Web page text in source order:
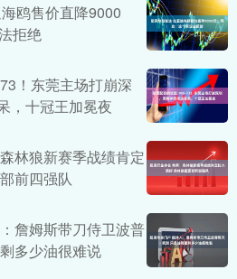
鸥售价直降9000
拒绝
！东莞主场打崩深
，十冠王加冕夜
林狼新赛季战绩肯定
前四强队
詹姆斯带刀侍卫波普
多少油很难说